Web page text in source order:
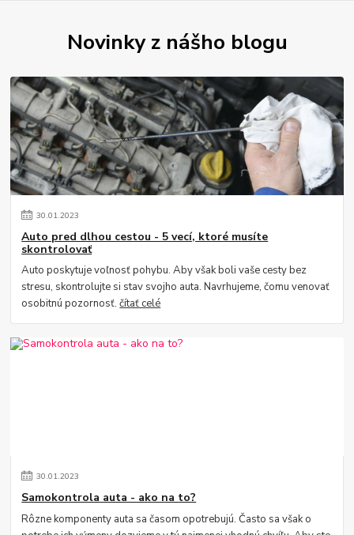
Novinky z nášho blogu
30.01.2023
Auto pred dlhou cestou - 5 vecí, ktoré musíte
skontrolovať
Auto poskytuje voľnosť pohybu. Aby však boli vaše cesty bez
stresu, skontrolujte si stav svojho auta. Navrhujeme, čomu venovať
osobitnú pozornosť.čítať celé
30.01.2023
Samokontrola auta - ako na to?
Rôzne komponenty auta sa časom opotrebujú. Často sa však o